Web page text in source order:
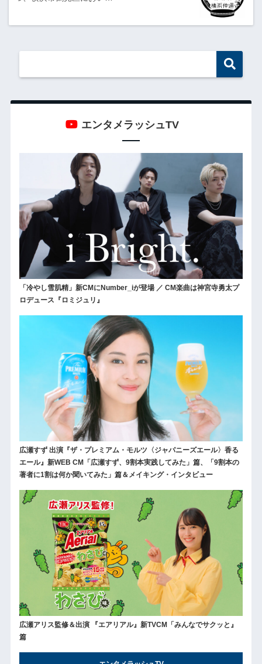
エンタメラッシュTV
「冷やし雪肌精」新CMにNumber_iが登場 ／ CM楽曲は神宮寺勇太プ
ロデュース『ロミジュリ』
広瀬すず 出演『ザ・プレミアム・モルツ〈ジャパニーズエール〉香る
エール』新WEB CM「広瀬すず、9割本実践してみた」篇、「9割本の
著者に1割は何か聞いてみた」篇＆メイキング・インタビュー
広瀬アリス監修＆出演 『エアリアル』新TVCM「みんなでサクッと』
篇